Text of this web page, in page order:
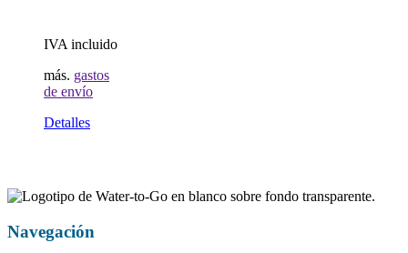
IVA incluido
más. gastos
de envío
Detalles
Navegación